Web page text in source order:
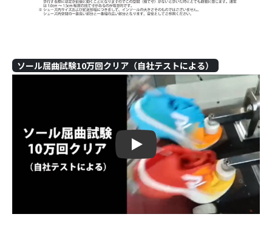
ソール屈曲試験10万回クリア（自社テストによる）
Play